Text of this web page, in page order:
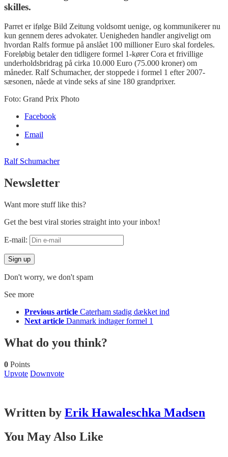
skilles.
Parret er ifølge Bild Zeitung voldsomt uenige, og kommunikerer nu
kun gennem deres advokater. Uenigheden handler angiveligt om
hvordan Ralfs formue på anslået 100 millioner Euro skal fordeles.
Foreløbig betaler den tidligere formel 1-kører Cora et frivillige
underholdsbridrag på cirka 10.000 Euro (75.000 kroner) om
måneder. Ralf Schumacher, der stoppede i formel 1 efter 2007-
sæsonen, nåede at vinde seks af sine 180 grandprixer.
Foto: Grand Prix Photo
Facebook
Email
Ralf Schumacher
Newsletter
Want more stuff like this?
Get the best viral stories straight into your inbox!
E-mail:
Don't worry, we don't spam
See more
Previous article Caterham stadig dækket ind
Next article Danmark indtager formel 1
What do you think?
0 Points
Upvote Downvote
Written by Erik Hawaleschka Madsen
You May Also Like